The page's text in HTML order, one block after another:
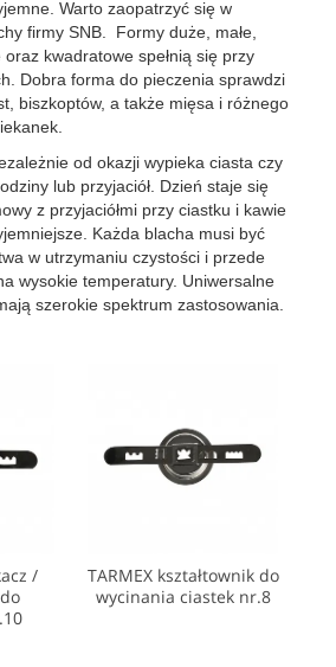
Warto zaopatrzyć się w
firmy SNB. Formy duże, małe,
kwadratowe spełnią się przy
Dobra forma do pieczenia sprawdzi
biszkoptów, a także mięsa i różnego
od okazji wypieka ciasta czy
lub przyjaciół. Dzień staje się
z przyjaciółmi przy ciastku i kawie
Każda blacha musi być
w utrzymaniu czystości i przede
wysokie temperatury. Uniwersalne
szerokie spektrum zastosowania.
/
TARMEX kształtownik do
wycinania ciastek nr.8